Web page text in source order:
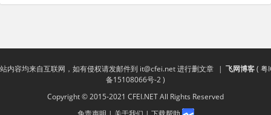
内容均来自互联网，如有侵权请发邮件到 it@cfei.net进行删文章 | 飞网博客( 粤
备15108066号-2)
Copyright © 2015-2021 CFEI.NET All Rights Reserved